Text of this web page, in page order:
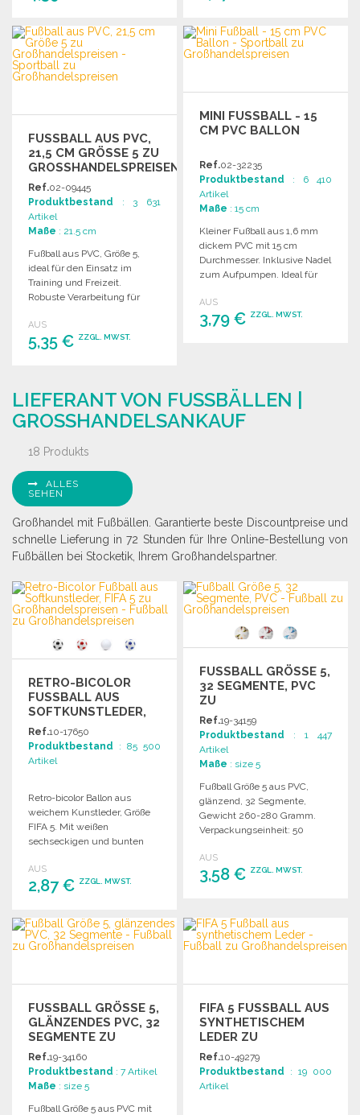
BESTELLEN
Angebot anfordern
BESTELLEN
Angebot anfordern
FUSSBALL AUS PVC, 2
1,5 CM GRÖSSE 5 ZU GR
OSSHANDELSPREISEN
Ref.02-09445
Produktbestand : 3 631
Artikel
Maße : 21.5 cm
Fußball aus PVC, Größe 5,
ideal für den Einsatz im
Training und Freizeit.
Robuste Verarbeitung für
AUS
5,35 € ZZGL. MWST.
Angebot anfordern
MINI FUSSBALL - 15 C
M PVC BALLON
Ref.02-32235
Produktbestand : 6 410
Artikel
Maße : 15 cm
Kleiner Fußball aus 1,6 mm
dickem PVC mit 15 cm
Durchmesser. Inklusive Nadel
zum Aufpumpen. Ideal für
AUS
3,79 € ZZGL. MWST.
LIEFERANT VON FUSSBÄLLEN | G
ROSSHANDELSANKAUF
18 Produkts
ALLES
SEHEN
Großhandel mit Fußbällen. Garantierte beste Discountpreise und
schnelle Lieferung in 72 Stunden für Ihre Online-Bestellung von
Fußbällen bei Stocketik, Ihrem Großhandelspartner.
RETRO-BICOLOR
FUSSBALL AUS S
OFTKUNSTLEDER, F
IFA 5
Ref.10-17650
Produktbestand : 85 500
Artikel
Retro-bicolor Ballon aus
weichem Kunstleder, Größe
FIFA 5. Mit weißen
sechseckigen und bunten
AUS
2,87 € ZZGL. MWST.
BESTELLEN
Angebot anfordern
FUSSBALL GRÖSSE 5, 32
SEGMENTE, PVC ZU
GR
OSSHANDELSPREISEN
Ref.19-34159
Produktbestand : 1 447
Artikel
Maße : size 5
Fußball Größe 5 aus PVC,
glänzend, 32 Segmente,
Gewicht 260-280 Gramm.
Verpackungseinheit: 50
AUS
3,58 € ZZGL. MWST.
Angebot anfordern
FUSSBALL GRÖSSE 5, GL
ÄNZENDES PVC, 32 SE
GMENTE ZU GR
OSSHANDELSPREISEN
Ref.19-34160
Produktbestand : 7 Artikel
Maße : size 5
Fußball Größe 5 aus PVC mit
FIFA 5 FUSSBALL AUS S
YNTHETISCHEM L
EDER ZU G
ROSSHANDELSPREISEN
Ref.10-49279
Produktbestand : 19 000
Artikel